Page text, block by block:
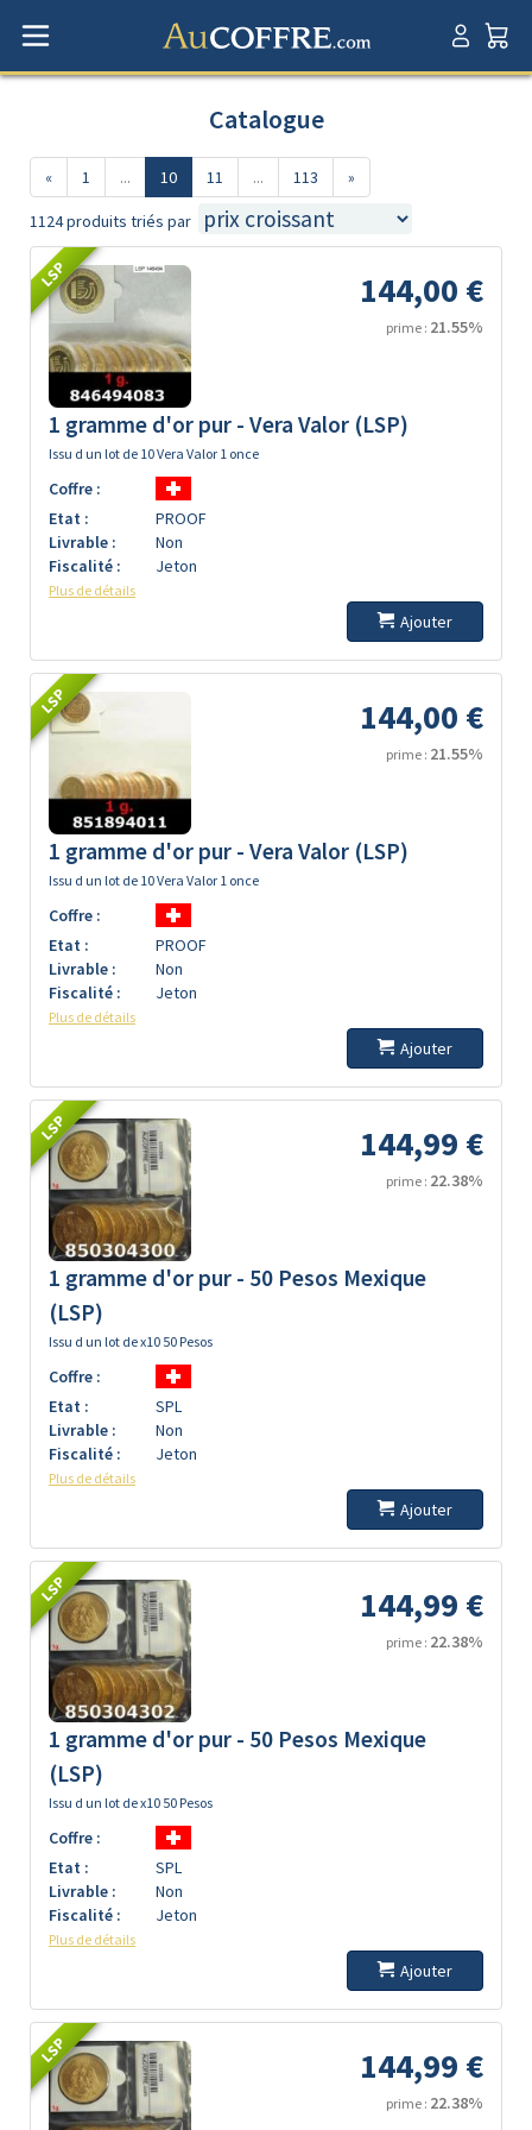
Catalogue
« 1 ... 10 11 ... 113 »
1124 produits triés par
LSP 144,00 €
prime : 21.55%
1 gramme d'or pur - Vera Valor (LSP)
Issu d un lot de 10 Vera Valor 1 once
Coffre :
Etat :
PROOF
Livrable :
Non
Fiscalité :
Jeton
Plus de détails
Ajouter
LSP 144,00 €
prime : 21.55%
1 gramme d'or pur - Vera Valor (LSP)
Issu d un lot de 10 Vera Valor 1 once
Coffre :
Etat :
PROOF
Livrable :
Non
Fiscalité :
Jeton
Plus de détails
Ajouter
LSP 144,99 €
prime : 22.38%
1 gramme d'or pur - 50 Pesos Mexique
(LSP)
Issu d un lot de x10 50 Pesos
Coffre :
Etat :
SPL
Livrable :
Non
Fiscalité :
Jeton
Plus de détails
Ajouter
LSP 144,99 €
prime : 22.38%
1 gramme d'or pur - 50 Pesos Mexique
(LSP)
Issu d un lot de x10 50 Pesos
Coffre :
Etat :
SPL
Livrable :
Non
Fiscalité :
Jeton
Plus de détails
Ajouter
LSP 144,99 €
prime : 22.38%